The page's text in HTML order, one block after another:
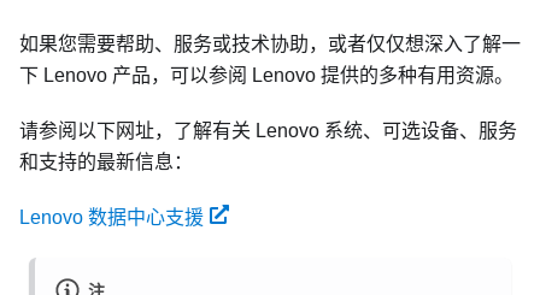
如果您需要帮助、服务或技术协助，或者仅仅想深入了解一
下 Lenovo 产品，可以参阅 Lenovo 提供的多种有用资源。
请参阅以下网址，了解有关 Lenovo 系统、可选设备、服务
和支持的最新信息：
Lenovo 数据中心支援